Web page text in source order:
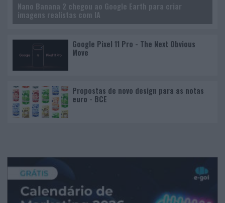
Nano Banana 2 chegou ao Google Earth para criar
imagens realistas com IA
Google Pixel 11 Pro - The Next Obvious
Move
Propostas de novo design para as notas
euro - BCE